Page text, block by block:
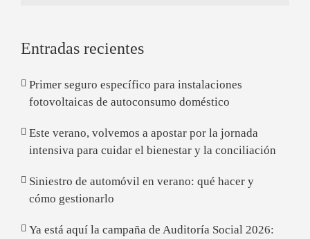
Entradas recientes
Primer seguro específico para instalaciones
fotovoltaicas de autoconsumo doméstico
Este verano, volvemos a apostar por la jornada
intensiva para cuidar el bienestar y la conciliación
Siniestro de automóvil en verano: qué hacer y
cómo gestionarlo
Ya está aquí la campaña de Auditoría Social 2026: